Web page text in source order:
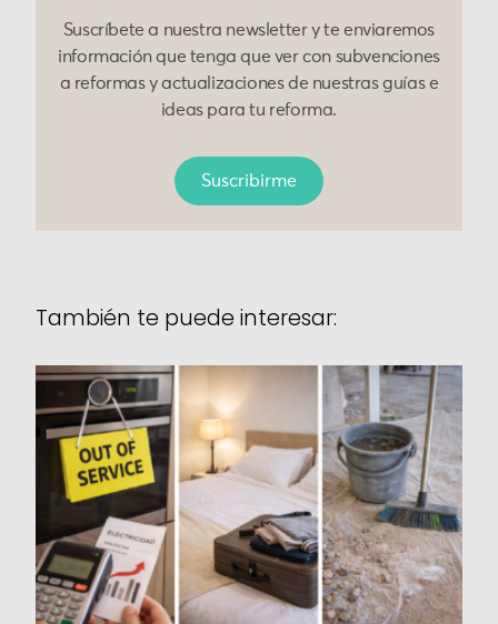
Suscríbete a nuestra newsletter y te enviaremos
información que tenga que ver con subvenciones
a reformas y actualizaciones de nuestras guías e
ideas para tu reforma.
Suscribirme
También te puede interesar: